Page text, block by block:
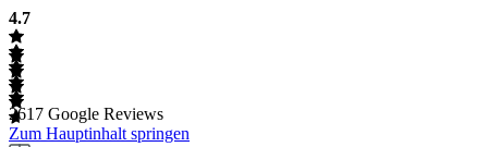
4.7
2617 Google Reviews
Zum Hauptinhalt springen